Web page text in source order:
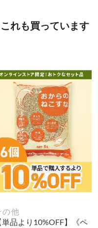
れも買っています
の他
単品より10%OFF】《ペ